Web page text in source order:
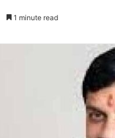
1 minute read